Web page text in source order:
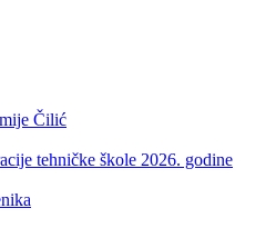
Čilić
tehničke škole 2026. godine